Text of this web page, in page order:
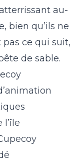
au-
bien qu’ils ne
ce qui suit,
de sable.